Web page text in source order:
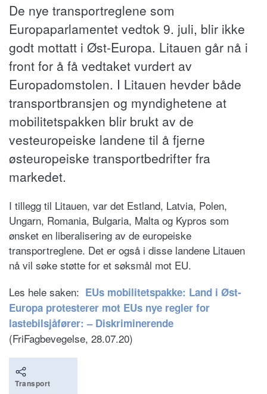
De nye transportreglene som
Europaparlamentet vedtok 9. juli, blir ikke
godt mottatt i Øst-Europa. Litauen går nå i
front for å få vedtaket vurdert av
Europadomstolen. I Litauen hevder både
transportbransjen og myndighetene at
mobilitetspakken blir brukt av de
vesteuropeiske landene til å fjerne
østeuropeiske transportbedrifter fra
markedet.
I tillegg til Litauen, var det Estland, Latvia, Polen,
Ungarn, Romania, Bulgaria, Malta og Kypros som
ønsket en liberalisering av de europeiske
transportreglene. Det er også i disse landene Litauen
nå vil søke støtte for et søksmål mot EU.
Les hele saken: EUs mobilitetspakke: Land i Øst-
Europa protesterer mot EUs nye regler for
lastebilsjåfører: – Diskriminerende
(FriFagbevegelse, 28.07.20)
Transport